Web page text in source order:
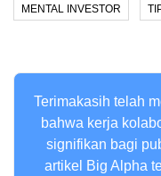
MENTAL INVESTOR
Terimakasih telah
bahwa kerja
signifikan bagi
artikel Big Alpha